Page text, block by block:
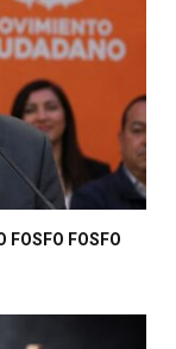
FOSFO FOSFO